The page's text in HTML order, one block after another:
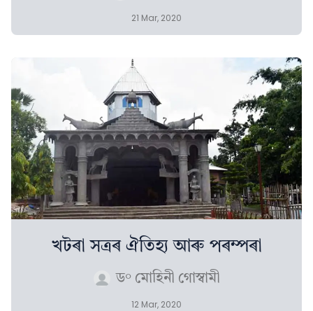
21 Mar, 2020
খটৰা সত্ৰৰ ঐতিহ্য আৰু পৰম্পৰা
ড° মোহিনী গোস্বামী
12 Mar, 2020